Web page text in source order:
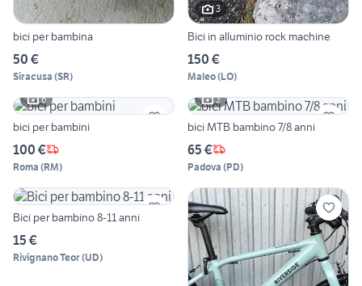
bici per bambina
50 €
Siracusa (SR)
3
Bici in alluminio rock machine
150 €
Maleo(LO)
6
bici per bambini
100 €
Roma (RM)
3
bici MTB bambino 7/8 anni
65 €
Padova (PD)
Bici per bambino 8-11 anni
15 €
Rivignano Teor(UD)